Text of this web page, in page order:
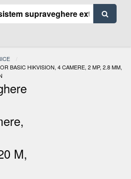
BASIC HIKVISION, 4 CAMERE, 2 MP, 2.8 MM,
M,